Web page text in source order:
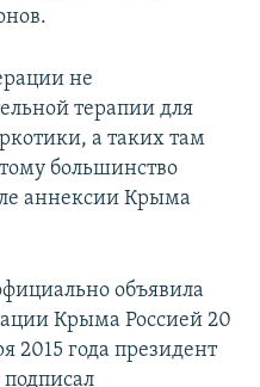
не
терапии для
а таких там
большинство
аннексии Крыма
объявила
Крыма Россией 20
2015 года президент